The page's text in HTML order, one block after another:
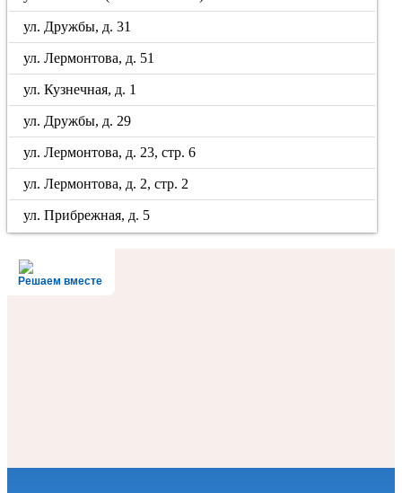
ул. Дружбы, д. 31
ул. Лермонтова, д. 51
ул. Кузнечная, д. 1
ул. Дружбы, д. 29
ул. Лермонтова, д. 23, стр. 6
ул. Лермонтова, д. 2, стр. 2
ул. Прибрежная, д. 5
Решаем вместе